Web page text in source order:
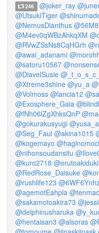
246 @joker_ray
@UtsukiTiger
@NemusDianthus
@M4ev0qWBzAhkqXM
@RVwZSsNs8CqHGrh
@awai_adanami
@satoru10567
@DiavelSusie
@Xtreme3shine @yu_a
@Volmoss @lancia12
@Exosphere_Gaia
@fNh06lZgXhksQnP
@gokurakusyugi
@Seg_Faul @akina1015
@kogemayo
@nihonsoudansitu
@kuro2718 @orutoakiduki
@RedRose_Daisuke
@rushlife123
@agemotEahpla
@sakamotoakira73
@delphinusharuka
@hentaisan3 @alsoras